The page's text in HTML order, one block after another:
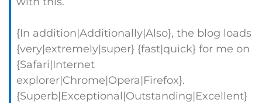
{In addition|Additionally|Also}, the blog loads
{very|extremely|super} {fast|quick} for me on
{Safari|Internet
explorer|Chrome|Opera|Firefox}.
{Superb|Exceptional|Outstanding|Excellent}